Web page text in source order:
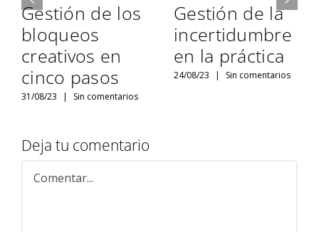
Gestión de los
bloqueos
creativos en
cinco pasos
31/08/23 | Sin comentarios
Gestión de la
incertidumbre
en la práctica
24/08/23 | Sin comentarios
Deja tu comentario